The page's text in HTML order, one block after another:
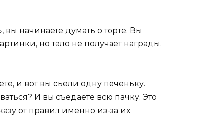
вы начинаете думать о торте. Вы
но тело не получает награды.
и вот вы съели одну печеньку.
И вы съедаете всю пачку. Это
от правил именно из-за их